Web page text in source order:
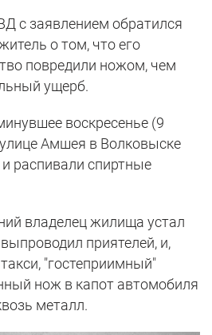
с заявлением обратился
о том, что его
повредили ножом, чем
ущерб.
воскресенье (9
Амшея в Волковыске
распивали спиртные
владелец жилища устал
приятелей, и,
"гостеприимный"
нож в капот автомобиля
металл.